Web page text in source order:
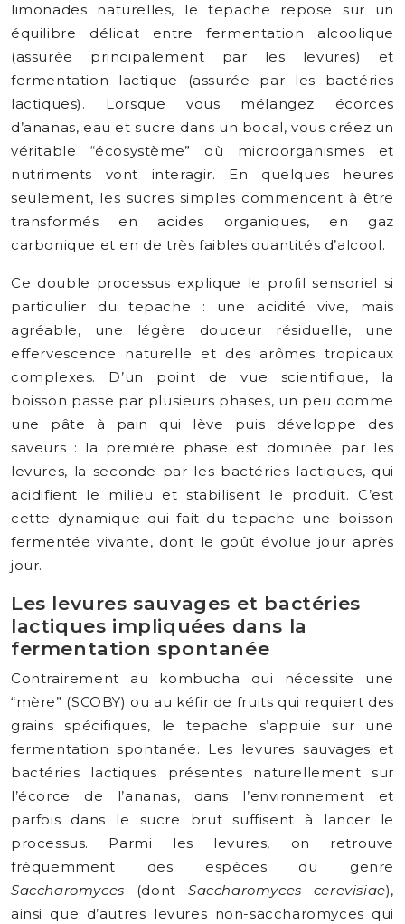
limonades naturelles, le tepache repose sur un
équilibre délicat entre fermentation alcoolique
(assurée principalement par les levures) et
fermentation lactique (assurée par les bactéries
lactiques). Lorsque vous mélangez écorces
d’ananas, eau et sucre dans un bocal, vous créez un
véritable “écosystème” où microorganismes et
nutriments vont interagir. En quelques heures
seulement, les sucres simples commencent à être
transformés en acides organiques, en gaz
carbonique et en de très faibles quantités d’alcool.
Ce double processus explique le profil sensoriel si
particulier du tepache : une acidité vive, mais
agréable, une légère douceur résiduelle, une
effervescence naturelle et des arômes tropicaux
complexes. D’un point de vue scientifique, la
boisson passe par plusieurs phases, un peu comme
une pâte à pain qui lève puis développe des
saveurs : la première phase est dominée par les
levures, la seconde par les bactéries lactiques, qui
acidifient le milieu et stabilisent le produit. C’est
cette dynamique qui fait du tepache une boisson
fermentée vivante, dont le goût évolue jour après
jour.
Les levures sauvages et bactéries
lactiques impliquées dans la
fermentation spontanée
Contrairement au kombucha qui nécessite une
“mère” (SCOBY) ou au kéfir de fruits qui requiert des
grains spécifiques, le tepache s’appuie sur une
fermentation spontanée. Les levures sauvages et
bactéries lactiques présentes naturellement sur
l’écorce de l’ananas, dans l’environnement et
parfois dans le sucre brut suffisent à lancer le
processus. Parmi les levures, on retrouve
fréquemment des espèces du genre
Saccharomyces (dont Saccharomyces cerevisiae),
ainsi que d’autres levures non-saccharomyces qui